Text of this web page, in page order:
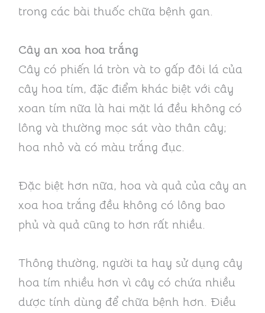
trong các bài thuốc chữa bệnh gan.
Cây an xoa hoa trắng
Cây có phiến lá tròn và to gấp đôi lá của
cây hoa tím, đặc điểm khác biệt với cây
xoan tím nữa là hai mặt lá đều không có
lông và thường mọc sát vào thân cây;
hoa nhỏ và có màu trắng đục.
Đặc biệt hơn nữa, hoa và quả của cây an
xoa hoa trắng đều không có lông bao
phủ và quả cũng to hơn rất nhiều.
Thông thường, người ta hay sử dụng cây
hoa tím nhiều hơn vì cây có chứa nhiều
dược tính dùng để chữa bệnh hơn. Điều